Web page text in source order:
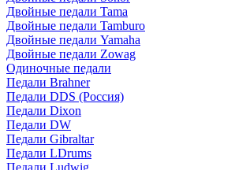
Двойные педали Tama
Двойные педали Tamburo
Двойные педали Yamaha
Двойные педали Zowag
Одиночные педали
Педали Brahner
Педали DDS (Россия)
Педали Dixon
Педали DW
Педали Gibraltar
Педали LDrums
Педали Ludwig